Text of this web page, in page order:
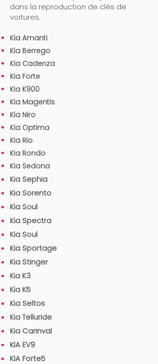
dans la reproduction de clés de
voitures.
Kia Amanti
Kia Berrego
Kia Cadenza
Kia Forte
Kia K900
Kia Magentis
Kia Niro
Kia Optima
Kia Rio
Kia Rondo
Kia Sedona
Kia Sephia
Kia Sorento
Kia Soul
Kia Spectra
Kia Soul
Kia Sportage
Kia Stinger
Kia K3
Kia K5
Kia Seltos
Kia Telluride
Kia Carinval
KIA EV9
KIA Forte5